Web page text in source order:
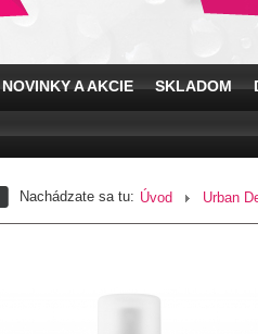
NOVINKY A AKCIE SKLADOM
Nachádzate sa tu: Úvod Urban